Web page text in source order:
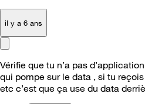
il y a 6 ans
Vérifie que tu n’a pas
qui pompe sur le data , si tu
etc c’est que ça use du data